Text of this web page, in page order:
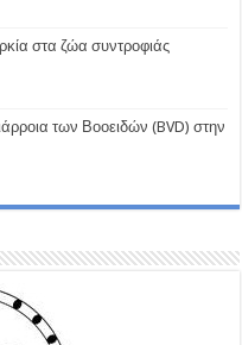
στα ζώα συντροφιάς
των Βοοειδών (BVD) στην